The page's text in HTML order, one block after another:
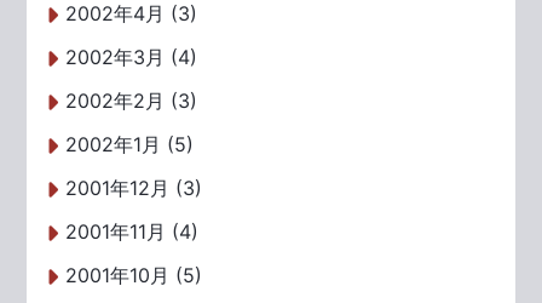
2002年4月 (3)
2002年3月 (4)
2002年2月 (3)
2002年1月 (5)
2001年12月 (3)
2001年11月 (4)
2001年10月 (5)